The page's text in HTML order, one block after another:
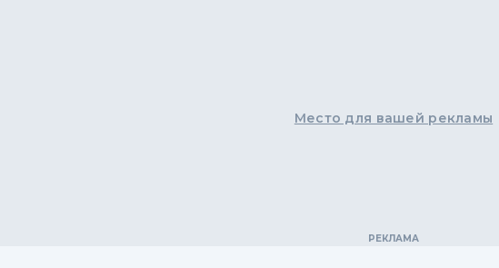
Место для вашей рекламы